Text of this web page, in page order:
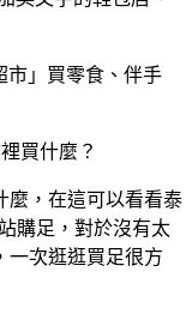
市」買零食、伴手
買什麼？
麼，在這可以看看泰
購足，對於沒有太
一次逛逛買足很方